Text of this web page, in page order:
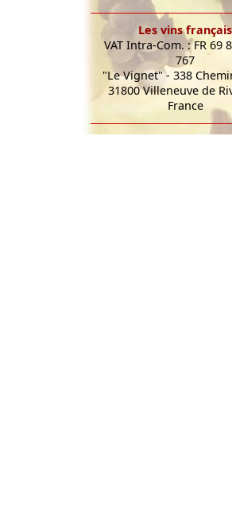
Les vins français
VAT Intra-Com. : FR 69
767
"Le Vignet" - 338
31800 Villeneuve de
France